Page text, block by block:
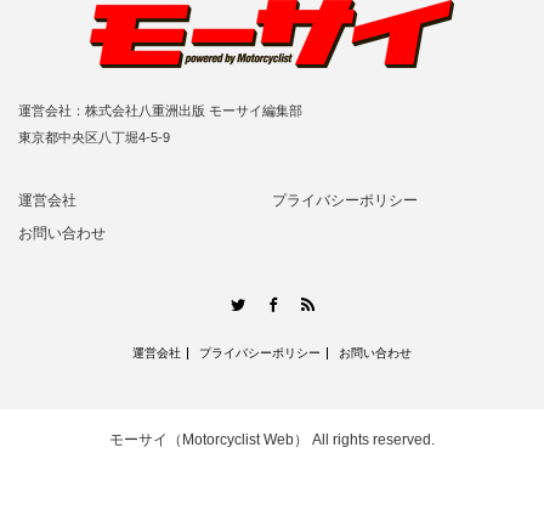
運営会社：株式会社八重洲出版 モーサイ編集部
東京都中央区八丁堀4-5-9
運営会社
プライバシーポリシー
お問い合わせ
TwitterFacebook
運営会社 プライバシーポリシー お問い合わせ
モーサイ（Motorcyclist Web） All rights reserved.